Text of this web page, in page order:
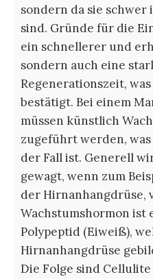
sondern da sie schwer
sind. Gründe für die
ein schnellerer und
sondern auch eine
Regenerationszeit,
bestätigt. Bei einem
müssen künstlich
zugeführt werden,
der Fall ist. Generell
gewagt, wenn zum
der Hirnanhangdrüse,
Wachstumshormon ist
Polypeptid (Eiweiß),
Hirnanhangdrüse
Die Folge sind